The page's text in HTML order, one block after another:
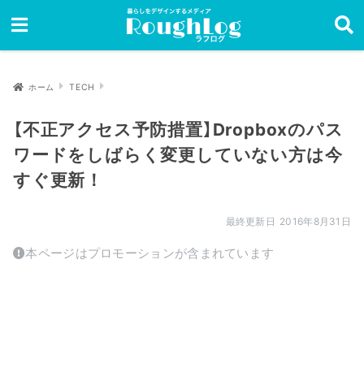
ホーム TECH
【不正アクセス予防措置】Dropboxのパス
ワードをしばらく変更していない方は今
すぐ更新！
2016年8月31日
本ページはプロモーションが含まれています